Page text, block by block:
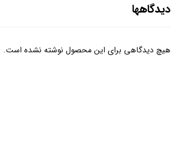
دیدگاهها
هیچ دیدگاهی برای این محصول نوشته نشده است.